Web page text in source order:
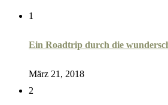
1
Ein Roadtrip durch die
März 21, 2018
2